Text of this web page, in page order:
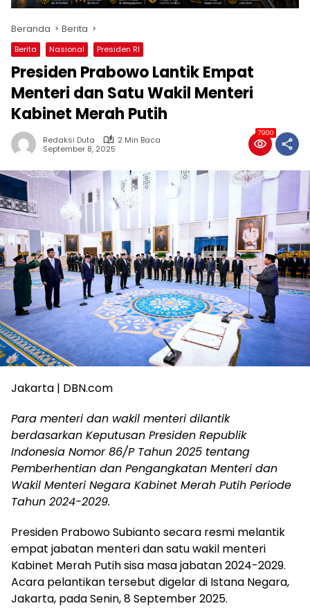
Beranda Berita
Berita Nasional Presiden RI
Presiden Prabowo Lantik Empat
Menteri dan Satu Wakil Menteri
Kabinet Merah Putih
Redaksi Duta
2 Min Baca
September 8, 2025
7900
Jakarta | DBN.com
Para menteri dan wakil menteri dilantik
berdasarkan Keputusan Presiden Republik
Indonesia Nomor 86/P Tahun 2025 tentang
Pemberhentian dan Pengangkatan Menteri dan
Wakil Menteri Negara Kabinet Merah Putih Periode
Tahun 2024-2029.
Presiden Prabowo Subianto secara resmi melantik
empat jabatan menteri dan satu wakil menteri
Kabinet Merah Putih sisa masa jabatan 2024-2029.
Acara pelantikan tersebut digelar di Istana Negara,
Jakarta, pada Senin, 8 September 2025.